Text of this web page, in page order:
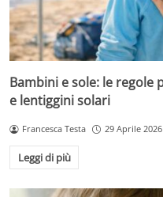
Bambini e sole: le
e lentiggini solari
Francesca Testa 29 Aprile 2026
Leggi di più